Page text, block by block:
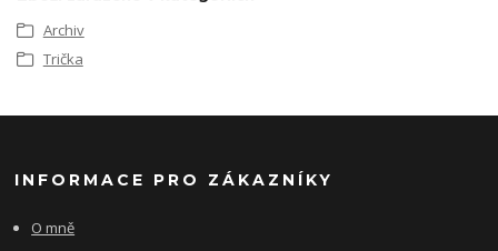
Archiv
Trička
INFORMACE PRO ZÁKAZNÍKY
O mně